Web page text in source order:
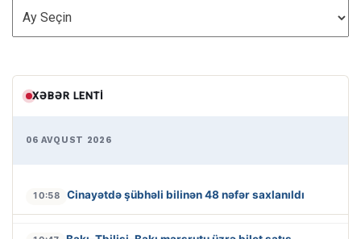
ARXİV
XƏBƏR LENTI
06 AVQUST 2026
10:58 Cinayətdə şübhəli bilinən 48 nəfər saxlanıldı